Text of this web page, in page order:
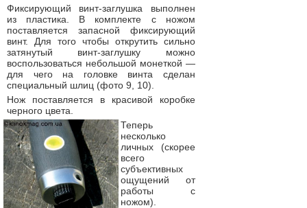
Фиксирующий винт-заглушка выполнен
из пластика. В комплекте с ножом
поставляется запасной фиксирующий
винт. Для того чтобы открутить сильно
затянутый винт-заглушку можно
воспользоваться небольшой монеткой —
для чего на головке винта сделан
специальный шлиц (фото 9, 10).
Нож поставляется в красивой коробке
черного цвета.
Теперь
несколько
личных (скорее
всего
субъективных
ощущений от
работы с
ножом).